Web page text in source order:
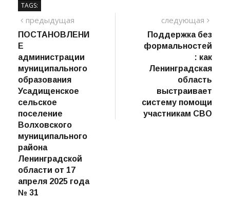
TAGS:
Навигация
по
записям
предыдущая
ПОСТАНОВЛЕНИ
Е
администрации
муниципального
образования
Усадищенское
сельское
поселение
Волховского
муниципального
района
Ленинградской
области от 17
апреля 2025 года
№ 31
следующая
пост
Поддержка без
формальностей
: как
Ленинградская
область
выстраивает
систему помощи
участникам СВО